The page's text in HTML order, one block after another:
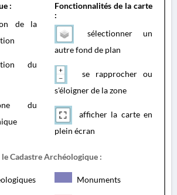
:
de la
du
du
Fonctionnalités de la carte
:
sélectionner un
autre fond de plan
se rapprocher ou
s'éloigner de la zone
afficher la carte en
plein écran
Cadastre Archéologique :
Monuments